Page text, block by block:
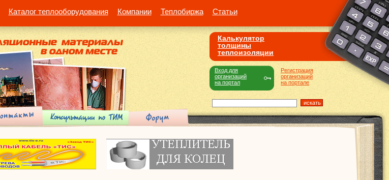
Каталог теплооборудования Компании Теплобиржа Статьи
Калькулятор
толщины
теплоизоляции
Регистрация
организаций
на портале
Вход для
организаций
на портал